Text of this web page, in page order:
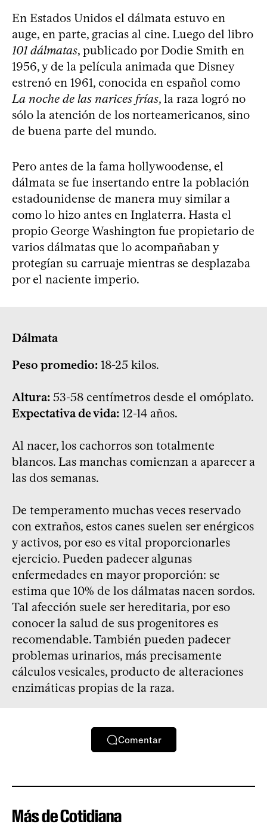
En Estados Unidos el dálmata estuvo en
auge, en parte, gracias al cine. Luego del libro
101 dálmatas, publicado por Dodie Smith en
1956, y de la película animada que Disney
estrenó en 1961, conocida en español como
La noche de las narices frías, la raza logró no
sólo la atención de los norteamericanos, sino
de buena parte del mundo.
Pero antes de la fama hollywoodense, el
dálmata se fue insertando entre la población
estadounidense de manera muy similar a
como lo hizo antes en Inglaterra. Hasta el
propio George Washington fue propietario de
varios dálmatas que lo acompañaban y
protegían su carruaje mientras se desplazaba
por el naciente imperio.
Dálmata
Peso promedio: 18-25 kilos.
Altura: 53-58 centímetros desde el omóplato.
Expectativa de vida: 12-14 años.
Al nacer, los cachorros son totalmente
blancos. Las manchas comienzan a aparecer a
las dos semanas.
De temperamento muchas veces reservado
con extraños, estos canes suelen ser enérgicos
y activos, por eso es vital proporcionarles
ejercicio. Pueden padecer algunas
enfermedades en mayor proporción: se
estima que 10% de los dálmatas nacen sordos.
Tal afección suele ser hereditaria, por eso
conocer la salud de sus progenitores es
recomendable. También pueden padecer
problemas urinarios, más precisamente
cálculos vesicales, producto de alteraciones
enzimáticas propias de la raza.
Comentar
Más de Cotidiana